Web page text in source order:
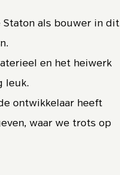
Staton als bouwer in dit
en het heiwerk
leuk.
ontwikkelaar heeft
waar we trots op